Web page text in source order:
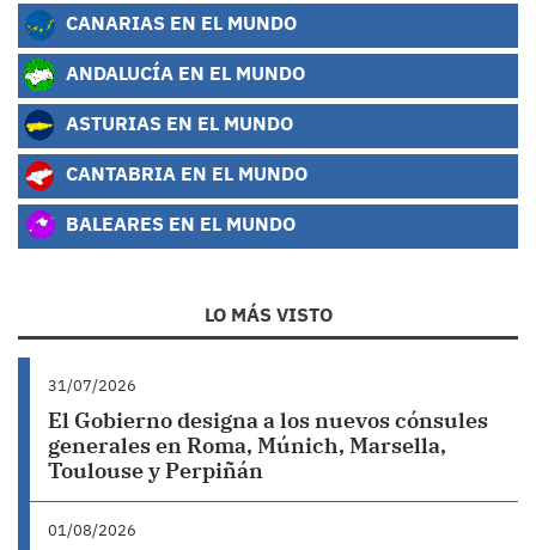
CANARIAS EN EL MUNDO
ANDALUCÍA EN EL MUNDO
ASTURIAS EN EL MUNDO
CANTABRIA EN EL MUNDO
BALEARES EN EL MUNDO
LO MÁS VISTO
31/07/2026
El Gobierno designa a los nuevos cónsules
generales en Roma, Múnich, Marsella,
Toulouse y Perpiñán
01/08/2026